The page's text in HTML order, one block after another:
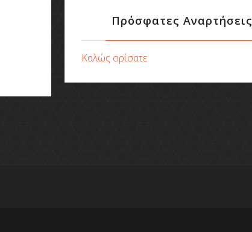
Πρόσφατες Αναρτήσεις
Καλώς ορίσατε